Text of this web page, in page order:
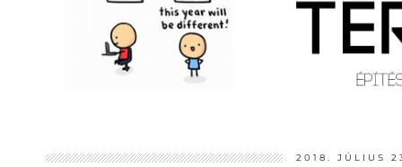
2018. JÚLIUS